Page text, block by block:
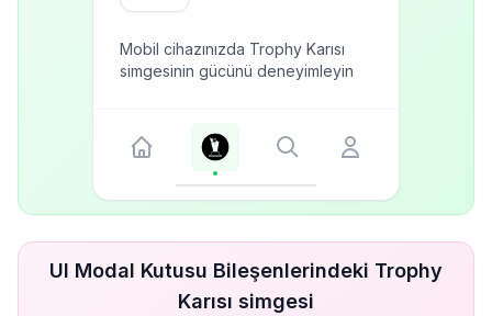
Mobil cihazınızda Trophy Karısı
simgesinin gücünü deneyimleyin
UI Modal Kutusu Bileşenlerindeki Trophy
Karısı simgesi